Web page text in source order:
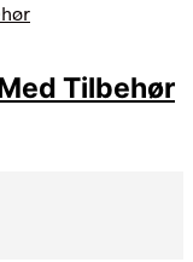
Tilbehør